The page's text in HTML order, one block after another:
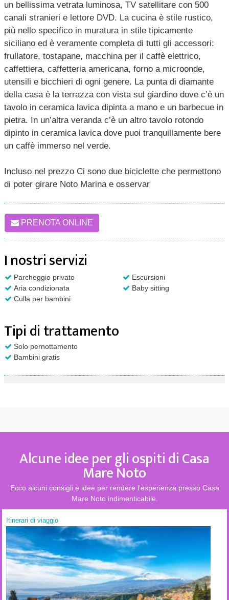
un bellissima vetrata luminosa, TV satellitare con 500
canali stranieri e lettore DVD. La cucina è stile rustico,
più nello specifico in muratura in stile tipicamente
siciliano ed è veramente completa di tutti gli accessori:
frullatore, tostapane, macchina per il caffè elettrico,
caffettiera, caffetteria americana, forno a microonde,
utensili e bicchieri di ogni genere. La punta di diamante
della casa è la terrazza con vista sul giardino dove c’è un
tavolo in ceramica lavica dipinta a mano e un barbecue in
pietra. In un’altra veranda c’è un altro tavolo rotondo
dipinto in ceramica lavica dove puoi tranquillamente bere
un caffè immerso nel verde.
Incluso nel prezzo Ci sono due biciclette che permettono
di poter girare Noto Marina e osservar
PRENOTA ONLINE
I nostri servizi
Parcheggio privato
Escursioni
Aria condizionata
Baby sitting
Culla per bambini
Tipi di trattamento
Solo pernottamento
Bambini gratis
Alcune idee per gli ospiti di Casa
Mare Noto
Ecco alcuni consigli e idee per rendere l'esperienza presso Casa
Mare Noto indimenticabile.
Itinerari di viaggio